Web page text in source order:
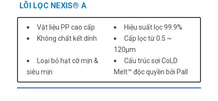
LÕI LỌC NEXIS® A
Vật liệu PP cao cấp
Hiệu suất lọc 99.9%
Không chất kết dính
Cấp lọc từ 0.5 ~
120µm
Loại bỏ hạt cỡ mịn &
siêu mịn
Cấu trúc sợi CoLD
Melt™ độc quyền bởi Pall